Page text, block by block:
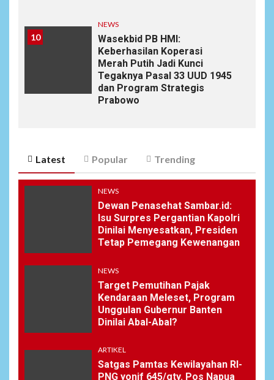
10
NEWS
Wasekbid PB HMI:
Keberhasilan Koperasi
Merah Putih Jadi Kunci
Tegaknya Pasal 33 UUD 1945
dan Program Strategis
Prabowo
Latest Popular Trending
NEWS
Dewan Penasehat Sambar.id:
Isu Surpres Pergantian Kapolri
Dinilai Menyesatkan, Presiden
Tetap Pemegang Kewenangan
NEWS
Target Pemutihan Pajak
Kendaraan Meleset, Program
Unggulan Gubernur Banten
Dinilai Abal-Abal?
ARTIKEL
Satgas Pamtas Kewilayahan RI-
PNG yonif 645/gty. Pos Napua